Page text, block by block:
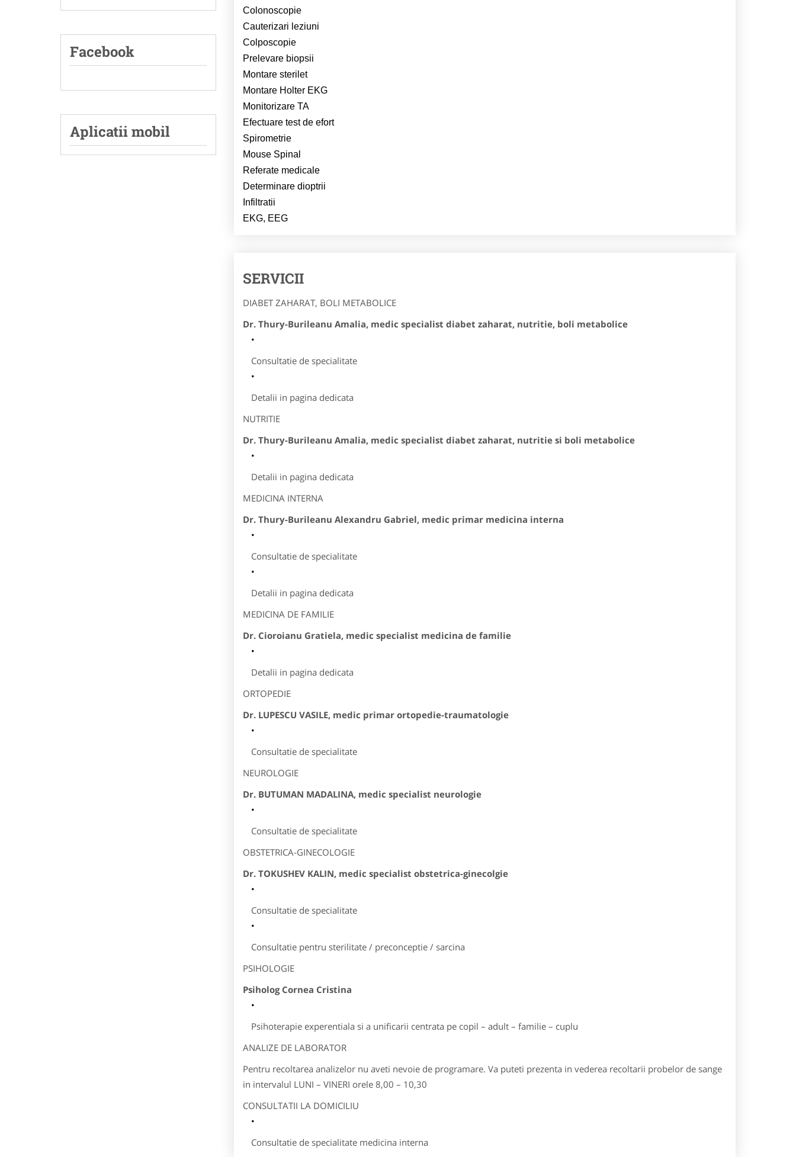
Facebook
Aplicatii mobil
Colonoscopie
Cauterizari leziuni
Colposcopie
Prelevare biopsii
Montare sterilet
Montare Holter EKG
Monitorizare TA
Efectuare test de efort
Spirometrie
Mouse Spinal
Referate medicale
Determinare dioptrii
Infiltratii
EKG, EEG
SERVICII
DIABET ZAHARAT, BOLI METABOLICE
Dr. Thury-Burileanu Amalia, medic specialist diabet zaharat, nutritie, boli metabolice
Consultatie de specialitate
Detalii in pagina dedicata
NUTRITIE
Dr. Thury-Burileanu Amalia, medic specialist diabet zaharat, nutritie si boli metabolice
Detalii in pagina dedicata
MEDICINA INTERNA
Dr. Thury-Burileanu Alexandru Gabriel, medic primar medicina interna
Consultatie de specialitate
Detalii in pagina dedicata
MEDICINA DE FAMILIE
Dr. Cioroianu Gratiela, medic specialist medicina de familie
Detalii in pagina dedicata
ORTOPEDIE
Dr. LUPESCU VASILE, medic primar ortopedie-traumatologie
Consultatie de specialitate
NEUROLOGIE
Dr. BUTUMAN MADALINA, medic specialist neurologie
Consultatie de specialitate
OBSTETRICA-GINECOLOGIE
Dr. TOKUSHEV KALIN, medic specialist obstetrica-ginecolgie
Consultatie de specialitate
Consultatie pentru sterilitate / preconceptie / sarcina
PSIHOLOGIE
Psiholog Cornea Cristina
Psihoterapie experentiala si a unificarii centrata pe copil – adult – familie – cuplu
ANALIZE DE LABORATOR
Pentru recoltarea analizelor nu aveti nevoie de programare. Va puteti prezenta in vederea recoltarii probelor de sange
in intervalul LUNI – VINERI orele 8,00 – 10,30
CONSULTATII LA DOMICILIU
Consultatie de specialitate medicina interna